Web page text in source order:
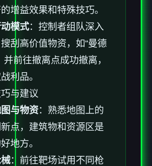
增益效果和特殊技巧。
模式：控制者组队深入
刮高价值物资，如“曼德
并前往撤离点成功撤离，
利品。
与建议
与物资：熟悉地图上的
点，建筑物和资源区是
地方。
：前往靶场试用不同枪